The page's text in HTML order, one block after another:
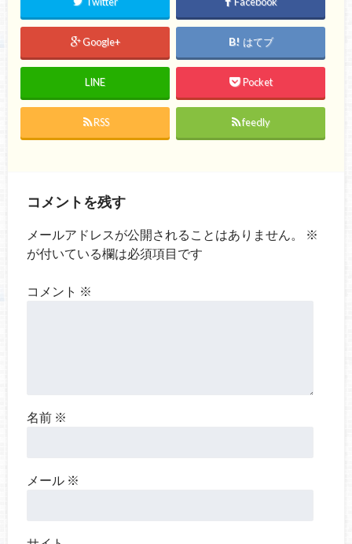
Google+ はてブ
LINE Pocket
RSS feedly
コメントを残す
メールアドレスが公開されることはありません。
※
が付いている欄は必須項目です
コメント ※
名前 ※
メール ※